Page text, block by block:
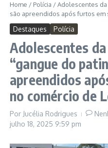
Home / Polícia /Adolescentes da
são apreendidos após furtos
Destaques Polícia
Adolescentes
“gangue do
apreendidos
no comércio de
Por Jucélia Rodrigues
julho 18, 2025 9:59 pm